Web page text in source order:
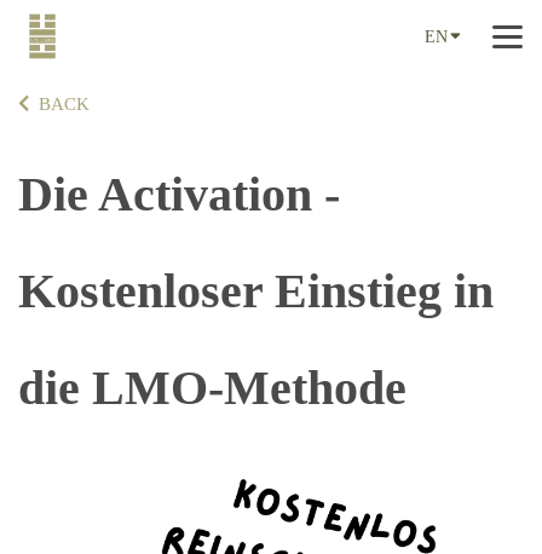
EN
BACK
Die Activation -
Kostenloser Einstieg in
die LMO-Methode